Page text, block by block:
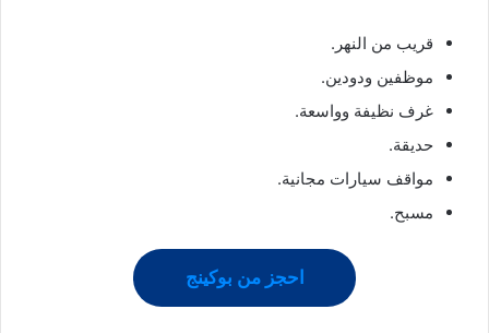
قريب من النهر.
موظفين ودودين.
غرف نظيفة وواسعة.
حديقة.
مواقف سيارات مجانية.
مسبح.
احجز من بوكينج